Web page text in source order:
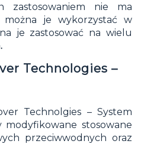
zastosowaniem nie ma
można je wykorzystać w
je zastosować na wielu
.
Technologies –
Technolgies – System
modyfikowane stosowane
przeciwwodnych oraz